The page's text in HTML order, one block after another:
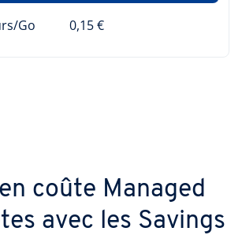
Go 0,15 €
coûte Managed
avec les Savings